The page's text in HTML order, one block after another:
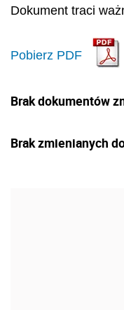
Dokument traci
Pobierz PDF
Brak dokumentów
Brak zmienianych